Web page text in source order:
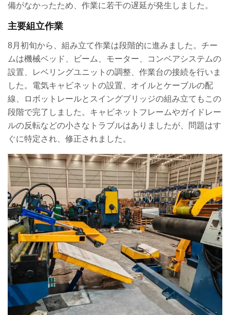
備がなかったため、作業に若干の遅延が発生しました。
主要組立作業
8月初旬から、組み立て作業は段階的に進みました。チー
ムは機械ベッド、ビーム、モーター、コンベアシステムの
設置、レベリングユニットの調整、作業台の接続を行いま
した。電気キャビネットの設置、オイルとケーブルの配
線、ロボットレールとスイングブリッジの組み立てもこの
段階で完了しました。キャビネットフレームやガイドレー
ルの反転などの小さなトラブルはありましたが、問題はす
ぐに特定され、修正されました。